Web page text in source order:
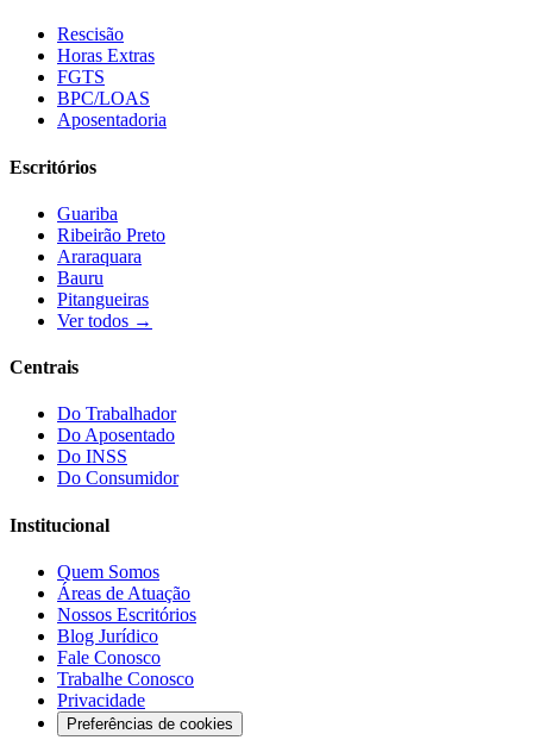
Rescisão
Horas Extras
FGTS
BPC/LOAS
Aposentadoria
Escritórios
Guariba
Ribeirão Preto
Araraquara
Bauru
Pitangueiras
Ver todos →
Centrais
Do Trabalhador
Do Aposentado
Do INSS
Do Consumidor
Institucional
Quem Somos
Áreas de Atuação
Nossos Escritórios
Blog Jurídico
Fale Conosco
Trabalhe Conosco
Privacidade
Preferências de cookies